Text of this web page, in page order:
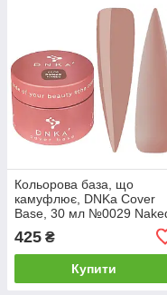
Кольорова база, що
камуфлює, DNKa Cover
Base, 30 мл №0029
холодним підтоном
425 ₴
Купити